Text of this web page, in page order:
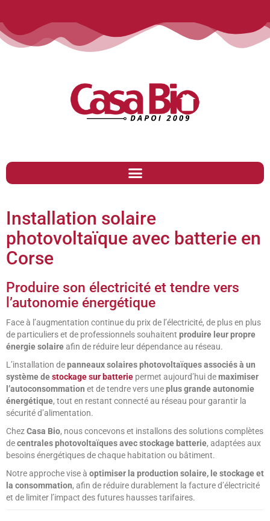
Installation solaire
photovoltaïque avec batterie en
Corse
Produire son électricité et tendre vers
l’autonomie énergétique
Face à l’augmentation continue du prix de l’électricité, de plus en plus
de particuliers et de professionnels souhaitent produire leur propre
énergie solaireafin de réduire leur dépendance au réseau.
L’installation depanneaux solaires photovoltaïques associés à un
système destockage sur batterie permet aujourd’hui demaximiser
l’autoconsommation et de tendre vers uneplus grande autonomie
énergétique, tout en restant connecté au réseau pour garantir la
sécurité d’alimentation.
ChezCasa Bio, nous concevons et installons des solutions complètes
decentrales photovoltaïques avec stockage batterie, adaptées aux
besoins énergétiques de chaque habitation ou bâtiment.
Notre approche vise à optimiser la production solaire, le stockage et
la consommation, afin de réduire durablement la facture d’électricité
et de limiter l’impact des futures hausses tarifaires.